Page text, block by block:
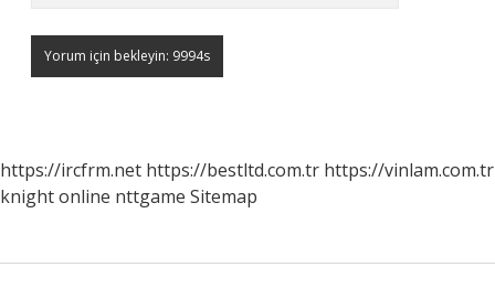
https://ircfrm.net https://bestltd.com.tr https://vinlam.com.tr
knight online nttgame Sitemap